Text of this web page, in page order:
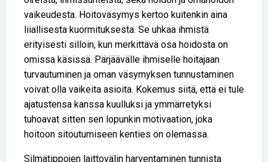
vaikeudesta. Hoitoväsymys kertoo kuitenkin aina
liiallisesta kuormituksesta. Se uhkaa ihmistä
erityisesti silloin, kun merkittävä osa hoidosta on
omissa käsissä. Pärjäävälle ihmiselle hoitajaan
turvautuminen ja oman väsymyksen tunnustaminen
voivat olla vaikeita asioita. Kokemus siitä, että ei tule
ajatustensa kanssa kuulluksi ja ymmärretyksi
tuhoavat sitten sen lopunkin motivaation, joka
hoitoon sitoutumiseen kenties on olemassa.
Silmätippojen laittovälin harventaminen tunnista